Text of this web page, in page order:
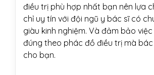
điều trị phù hợp nhất bạn nên lựa
chỉ uy tín với đội ngũ y bác sĩ có
giàu kinh nghiệm. Và đảm bảo
đúng theo phác đồ điều trị mà bác
cho bạn.